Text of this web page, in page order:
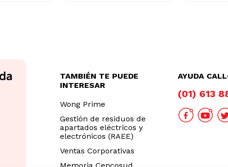
TAMBIÉN TE PUEDE
INTERESAR
Wong Prime
Gestión de residuos de
apartados eléctricos y
electrónicos (RAEE)
Ventas Corporativas
AYUDA
(01) 613